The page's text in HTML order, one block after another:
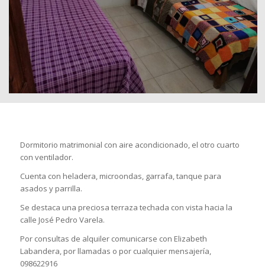
Dormitorio matrimonial con aire acondicionado, el otro cuarto
con ventilador.
Cuenta con heladera, microondas, garrafa, tanque para
asados y parrilla.
Se destaca una preciosa terraza techada con vista hacia la
calle José Pedro Varela.
Por consultas de alquiler comunicarse con Elizabeth
Labandera, por llamadas o por cualquier mensajería,
098622916